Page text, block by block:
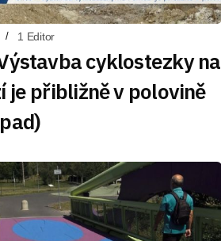
1 Editor
cyklostezky na
je přibližně v polovině